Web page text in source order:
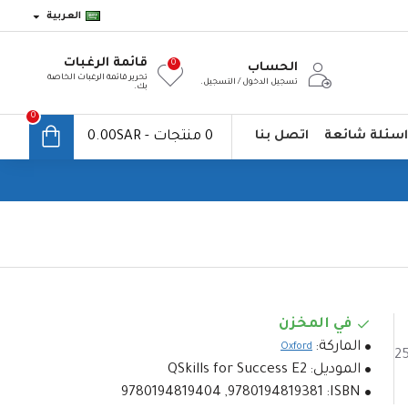
العربية
الحساب
تسجيل الدخول / التسجيل.
قائمة الرغبات
تحرير قائمة الرغبات الخاصة
بك.
0
اسئلة شائعة اتصل بنا 0 منتجات - 0.00SAR
0
في المخزن
الماركة: Oxford
الموديل: QSkills for Success E2
ISBN:
9780194819381, 9780194819404